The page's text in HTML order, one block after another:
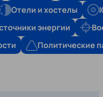
Отели и хостелы
энергии
Политические